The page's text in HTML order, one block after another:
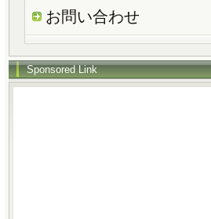
お問い合わせ
Sponsored Link